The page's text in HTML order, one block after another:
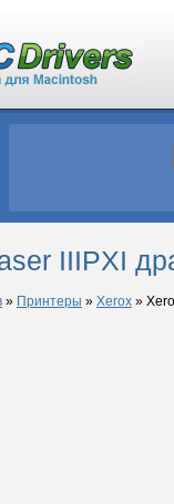
IIIPXI
» Принтеры » Xerox »